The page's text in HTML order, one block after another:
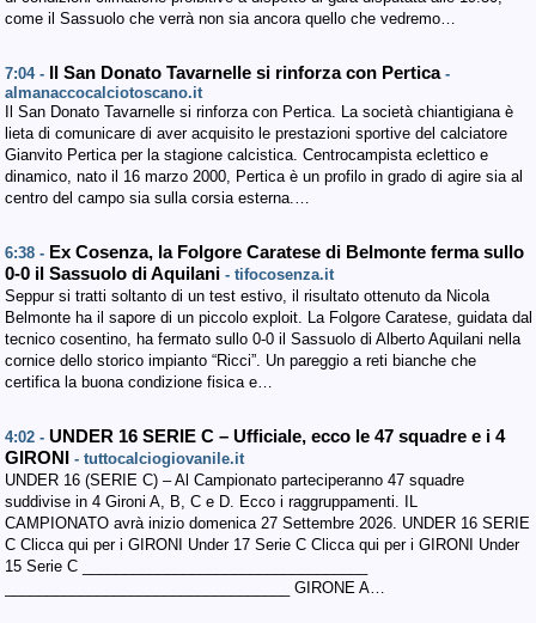
come il Sassuolo che verrà non sia ancora quello che vedremo…
7:04 - Il San Donato Tavarnelle si rinforza con Pertica -
almanaccocalciotoscano.it
Il San Donato Tavarnelle si rinforza con Pertica. La società chiantigiana è
lieta di comunicare di aver acquisito le prestazioni sportive del calciatore
Gianvito Pertica per la stagione calcistica. Centrocampista eclettico e
dinamico, nato il 16 marzo 2000, Pertica è un profilo in grado di agire sia al
centro del campo sia sulla corsia esterna.…
6:38 - Ex Cosenza, la Folgore Caratese di Belmonte ferma sullo
0-0 il Sassuolo di Aquilani - tifocosenza.it
Seppur si tratti soltanto di un test estivo, il risultato ottenuto da Nicola
Belmonte ha il sapore di un piccolo exploit. La Folgore Caratese, guidata dal
tecnico cosentino, ha fermato sullo 0-0 il Sassuolo di Alberto Aquilani nella
cornice dello storico impianto “Ricci”. Un pareggio a reti bianche che
certifica la buona condizione fisica e…
4:02 - UNDER 16 SERIE C – Ufficiale, ecco le 47 squadre e i 4
GIRONI - tuttocalciogiovanile.it
UNDER 16 (SERIE C) – Al Campionato parteciperanno 47 squadre
suddivise in 4 Gironi A, B, C e D. Ecco i raggruppamenti. IL
CAMPIONATO avrà inizio domenica 27 Settembre 2026. UNDER 16 SERIE
C Clicca qui per i GIRONI Under 17 Serie C Clicca qui per i GIRONI Under
15 Serie C __________________________________
__________________________________ GIRONE A…